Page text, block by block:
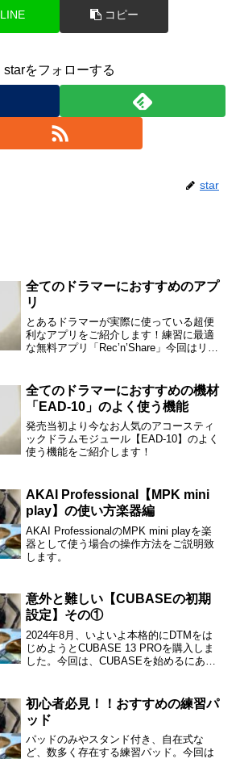
LINE コピー
starをフォローする
star
全てのドラマーにおすすめのアプ
リ
とあるドラマーが実際に使っている超便
利なアプリをご紹介します！練習に最適
な無料アプリ「Rec’n’Share」今回はリリ
す。このアプリは、端末本体にある音楽
データを使...
全てのドラマーにおすすめの機材
「EAD-10」のよく使う機能
発売当初より今なお人気のアコースティ
ックドラムモジュール【EAD-10】のよく
使う機能をご紹介します！
AKAI Professional【MPK mini
play】の使い方楽器編
AKAI ProfessionalのMPK mini playを楽
器として使う場合の操作方法をご説明致
します。
意外と難しい【CUBASEの初期
設定】その①
2024年8月、いよいよ本格的にDTMをは
じめようとCUBASE 13 PROを購入しま
した。今回は、CUBASEを始めるにあた
を中心に解説していきます！このシリー
ズは...
初心者必見！！おすすめの練習パ
ッド
パッドのみやスタンド付き、自在式な
ど、数多く存在する練習パッド。今回は